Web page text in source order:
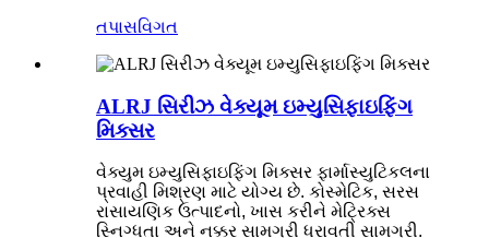
તપાસવિગત
ALRJ સિરીઝ વેક્યૂમ ઇમ્યુસિફાઇફિંગ
મિક્સર
વેક્યુમ ઇમ્યુસિફાઇફિંગ મિક્સર ફાર્માસ્યુટિકલના
પ્રવાહી મિશ્રણ માટે યોગ્ય છે. કોસ્મેટિક, સરસ
રાસાયણિક ઉત્પાદનો, ખાસ કરીને મેટ્રિક્સ
સ્નિગ્ધતા અને નક્કર સામગ્રી ધરાવતી સામગ્રી.